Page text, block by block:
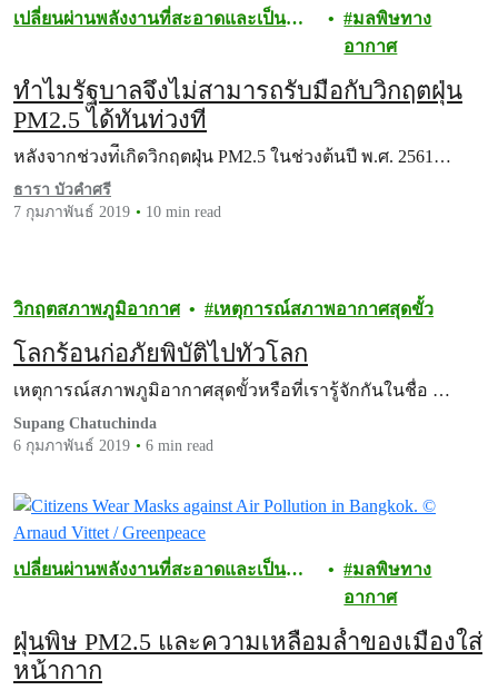
เปลี่ยนผ่านพลังงานที่สะอาดและเป็น
มลพิษทาง
อากาศ
ทำไมรัฐบาลจึงไม่สามารถรับมือกับวิกฤตฝุ่น
PM2.5 ได้ทันท่วงที
หลังจากช่วงท่ีเกิดวิกฤตฝุ่น PM2.5 ในช่วงต้นปี พ.ศ. 2561…
ธารา บัวคำศรี
7 กุมภาพันธ์ 2019
10 min read
วิกฤตสภาพภูมิอากาศ เหตุการณ์สภาพอากาศสุดขั้ว
โลกร้อนก่อภัยพิบัติไปทั่วโลก
เหตุการณ์สภาพภูมิอากาศสุดขั้วหรือที่เรารู้จักกันในชื่อ …
Supang Chatuchinda
6 กุมภาพันธ์ 2019
6 min read
เปลี่ยนผ่านพลังงานที่สะอาดและเป็น
มลพิษทาง
อากาศ
ฝุ่นพิษ PM2.5 และความเหลื่อมล้ำของเมืองใส่
หน้ากาก